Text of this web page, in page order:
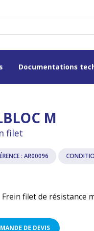
Documentations
M
filet
: AR00096
Frein filet de résistance
DE DEVIS